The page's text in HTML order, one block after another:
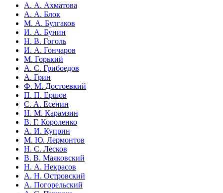
А. А. Ахматова
А. А. Блок
М. А. Булгаков
И. А. Бунин
Н. В. Гоголь
И. А. Гончаров
М. Горький
А. С. Грибоедов
А. Грин
Ф. М. Достоевкий
П. П. Ершов
С. А. Есенин
Н. М. Карамзин
В. Г. Короленко
А. И. Куприн
М. Ю. Лермонтов
Н. С. Лесков
В. В. Маяковский
Н. А. Некрасов
А. Н. Островский
А. Погорельский